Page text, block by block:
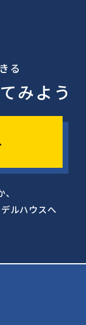
る
みよう
ルハウスへ